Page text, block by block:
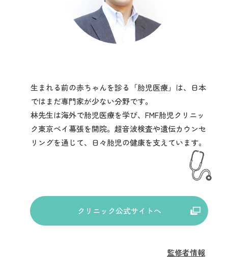
生まれる前の赤ちゃんを診る「胎児医療」は、日本
ではまだ専門家が少ない分野です。
林先生は海外で胎児医療を学び、FMF胎児クリニッ
ク東京ベイ幕張を開院。超音波検査や遺伝カウンセ
リングを通じて、日々胎児の健康を支えています。
クリニック公式サイトへ
監修者情報